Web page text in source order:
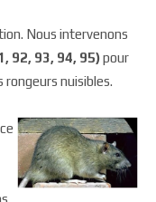
Nous intervenons
92, 93, 94, 95)pour
nuisibles.